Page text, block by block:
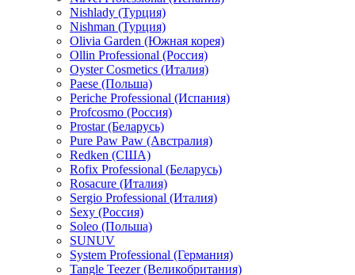
Nishlady (Турция)
Nishman (Турция)
Olivia Garden (Южная корея)
Ollin Professional (Россия)
Oyster Cosmetics (Италия)
Paese (Польша)
Periche Professional (Испания)
Profcosmo (Россия)
Prostar (Беларусь)
Pure Paw Paw (Австралия)
Redken (США)
Rofix Professional (Беларусь)
Rosacure (Италия)
Sergio Professional (Италия)
Sexy (Россия)
Soleo (Польша)
SUNUV
System Professional (Германия)
Tangle Teezer (Великобритания)